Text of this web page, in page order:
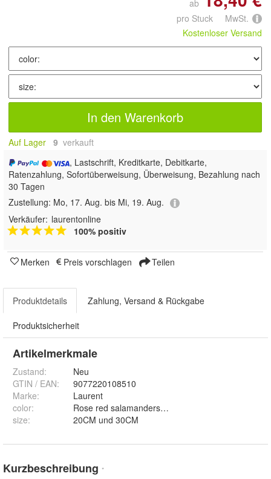
ab
pro Stuck MwSt.
Kostenloser Versand
In den Warenkorb
Auf Lager 9 verkauft
, Lastschrift, Kreditkarte, Debitkarte,
Ratenzahlung, Sofortüberweisung, Überweisung, Bezahlung nach
30 Tagen
Zustellung: Mo, 17. Aug. bis Mi, 19. Aug.
Verkäufer: laurentonline
100% positiv
Merken Preis vorschlagen Teilen
Produktdetails Zahlung, Versand & Rückgabe
Produktsicherheit
Artikelmerkmale
Zustand:
Neu
GTIN / EAN:
9077220108510
Marke:
Laurent
color:
Rose red salamanders, Blue salamanders, Pink
size: 20CM und 30CM
Kurzbeschreibung *